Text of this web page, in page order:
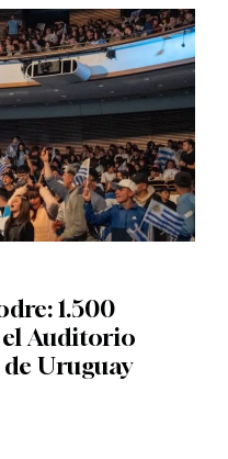
1.500
Auditorio
Uruguay